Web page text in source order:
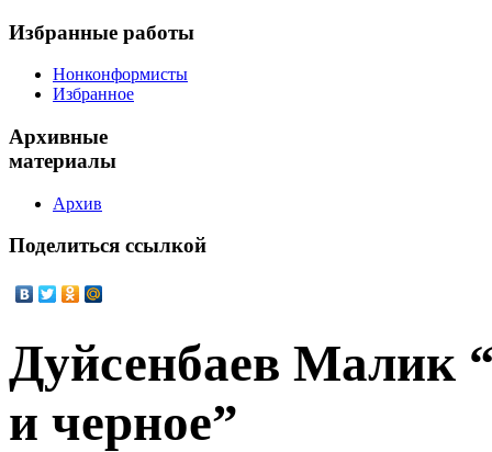
Избранные работы
Нонконформисты
Избранное
Архивные
материалы
Архив
Поделиться ссылкой
Дуйсенбаев Малик
и черное”